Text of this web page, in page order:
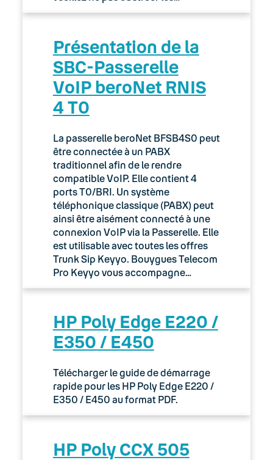
Présentation de la
SBC-Passerelle
VoIP beroNet RNIS
4 T0
La passerelle beroNet BFSB4S0 peut
être connectée à un PABX
traditionnel afin de le rendre
compatible VoIP. Elle contient 4
ports T0/BRI. Un système
téléphonique classique (PABX) peut
ainsi être aisément connecté à une
connexion VoIP via la Passerelle. Elle
est utilisable avec toutes les offres
Trunk Sip Keyyo. Bouygues Telecom
Pro Keyyo vous accompagne…
HP Poly Edge E220 /
E350 / E450
Télécharger le guide de démarrage
rapide pour les HP Poly Edge E220 /
E350 / E450 au format PDF.
HP Poly CCX 505